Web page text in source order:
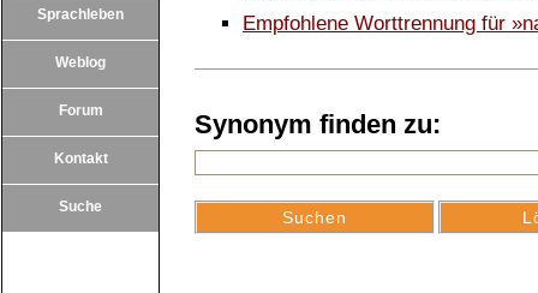
Sprachleben
Weblog
Forum
Kontakt
Suche
Empfohlene Worttrennung für
Synonym finden zu: